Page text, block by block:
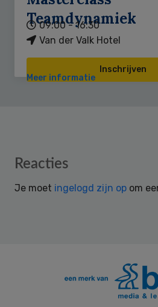
Teamdynamiek
09:00 - 16:30
Van der Valk Hotel
Inschrijven
Meer informatie
Reader
Reacties
Je moet ingelogd zijn op om